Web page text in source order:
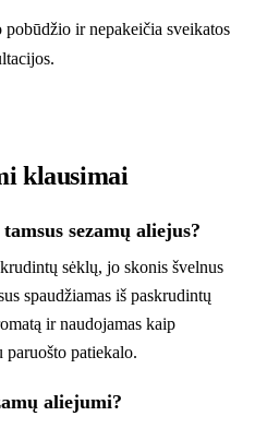
ir nepakeičia sveikatos
klausimai
sezamų aliejus?
sėklų, jo skonis švelnus
spaudžiamas iš paskrudintų
ir naudojamas kaip
paruošto patiekalo.
aliejumi?